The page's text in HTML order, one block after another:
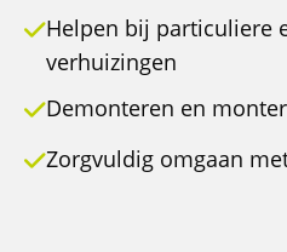
Helpen bij particuliere
verhuizingen
Demonteren en
Zorgvuldig omgaan